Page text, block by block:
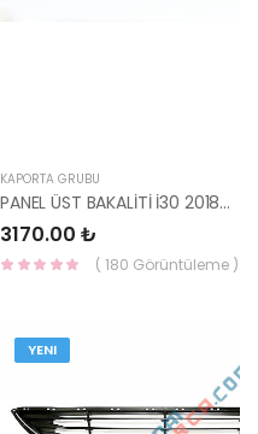
KAPORTA GRUBU
PANEL ÜST BAKALİTİ İ30 2018- 86362-G4000-HMC
3170.00 ₺
( 180 Görüntüleme )
YENI